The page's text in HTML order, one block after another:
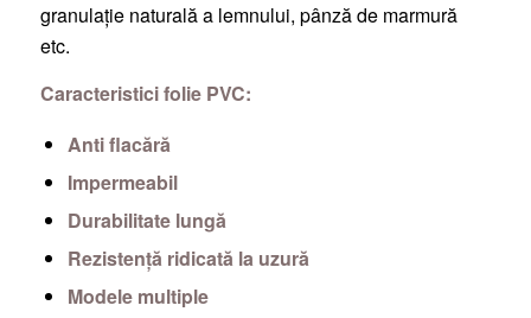
granulație naturală a lemnului, pânză de marmură
etc.
Caracteristici folie PVC:
Anti flacără
Impermeabil
Durabilitate lungă
Rezistență ridicată la uzură
Modele multiple